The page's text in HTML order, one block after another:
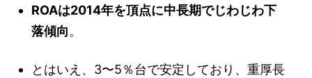
ROAは2014年を頂点に中長期でじわじわ下
落傾向。
とはいえ、3〜5％台で安定しており、重厚長